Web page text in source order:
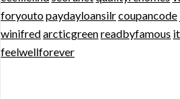
foryoutopaydayloansilrcoupancode
winifredarcticgreenreadbyfamous
feelwellforever